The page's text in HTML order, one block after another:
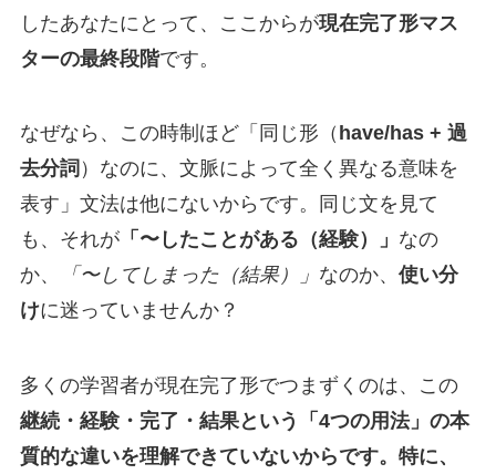
したあなたにとって、ここからが現在完了形マス
ターの最終段階です。
なぜなら、この時制ほど「同じ形（ have/has + 過
去分詞 ）なのに、文脈によって全く異なる意味を
表す」文法は他にないからです。同じ文を見て
も、それが「〜したことがある（経験）」 なの
か、
「〜してしまった（結果）」 なのか、 使い分
けに迷っていませんか？
多くの学習者が現在完了形でつまずくのは、この
継続・経験・完了・結果という「4つの用法」の本
質的な違いを理解できていないからです。特に、